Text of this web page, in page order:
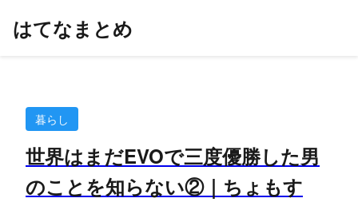
はてなまとめ
暮らし
世界はまだEVOで三度優勝した男
のことを知らない②｜ちょもす